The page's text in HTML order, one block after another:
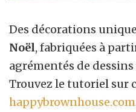
Des décorations
Noël, fabriquées à
agrémentés de
Trouvez le tutoriel sur
happybrownhouse.com